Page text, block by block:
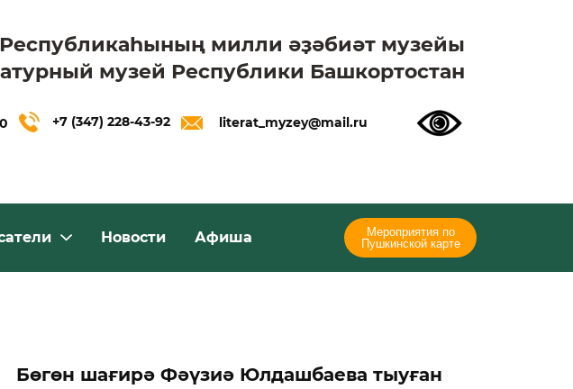
милли әҙәбиәт музейы
музей Республики Башкортостан
+7 (347) 228-43-92 literat_myzey@mail.ru
Новости Афиша
Мероприятия по
Пушкинской карте
Бөгөн шағирә Фәүзиә Юлдашбаева тыуған